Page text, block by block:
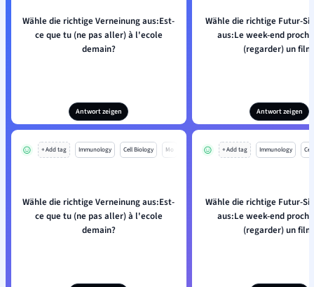
Wähle die richtige Verneinung aus:Est-
ce que tu (ne pas aller) à l'ecole
demain?
Antwort zeigen
Wähle die richtige Futur-
aus:Le week-end
(regarder) un
Antwort zeigen
+ Add tag Immunology Cell Biology Mo
Wähle die richtige Verneinung aus:Est-
ce que tu (ne pas aller) à l'ecole
demain?
+ Add tag Immunology
Wähle die richtige Futur-
aus:Le week-end
(regarder) un